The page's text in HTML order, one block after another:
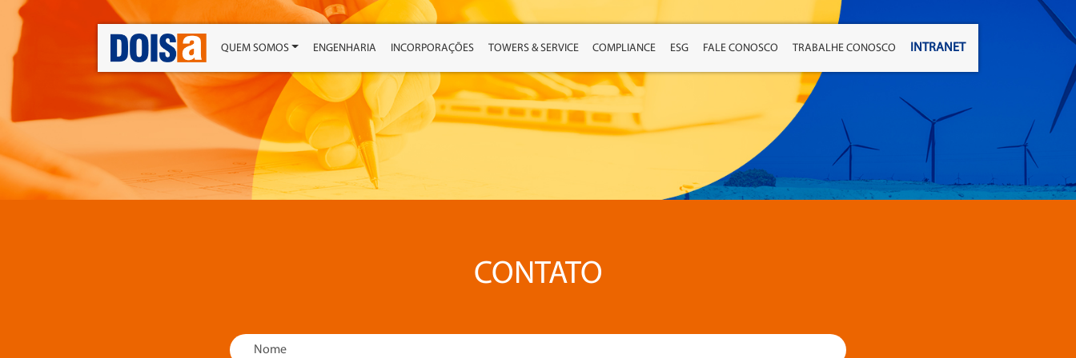
QUEM SOMOS ENGENHARIA INCORPORAÇÕES TOWERS & SERVICE COMPLIANCE ESG FALE CONOSCO TRABALHE CONOSCO INTRANET
CONTATO